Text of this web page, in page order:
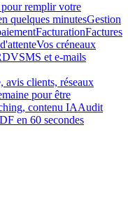
remplir votre
quelques minutesGestion
FacturationFactures
Vos créneaux
SMS et e-mails
avis clients, réseaux
pour être
contenu IAAudit
en 60 secondes